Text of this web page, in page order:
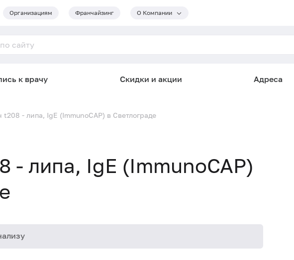
Организациям Франчайзинг О Компании
к врачу Скидки и акции Адреса
t208 - липа, IgE (ImmunoCAP) в Светлограде
- липа, IgE (ImmunoCAP)